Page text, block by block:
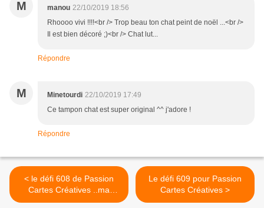
M manou 22/10/2019 18:56
Rhoooo vivi !!!!<br /> Trop beau ton chat peint de noël ...<br />
Il est bien décoré ;)<br /> Chat lut...
Répondre
M Minetourdi 22/10/2019 17:49
Ce tampon chat est super original ^^ j'adore !
Répondre
< le défi 608 de Passion
Cartes Créatives ..ma
réalistation !!
Le défi 609 pour Passion
Cartes Créatives >